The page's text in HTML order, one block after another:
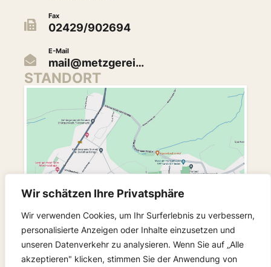
Wir schätzen Ihre Privatsphäre
Wir verwenden Cookies, um Ihr Surferlebnis zu verbessern,
personalisierte Anzeigen oder Inhalte einzusetzen und
unseren Datenverkehr zu analysieren. Wenn Sie auf „Alle
akzeptieren" klicken, stimmen Sie der Anwendung von
Fax
02429/902694
E-Mail
mail@metzgerei…
STANDORT
FOLGEN SIE UNS